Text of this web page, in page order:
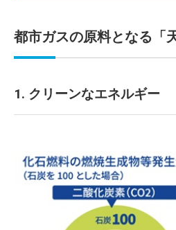
都市ガスの原料となる「
1. クリーンなエネルギー